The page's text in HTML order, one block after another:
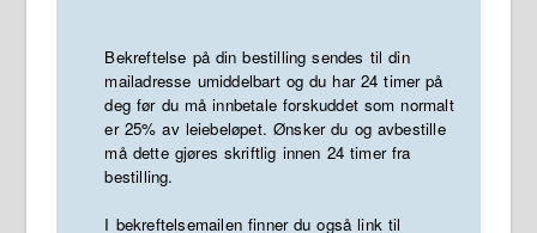
Bekreftelse på din bestilling sendes til din
mailadresse umiddelbart og du har 24 timer på
deg før du må innbetale forskuddet som normalt
er 25% av leiebeløpet. Ønsker du og avbestille
må dette gjøres skriftlig innen 24 timer fra
bestilling.
I bekreftelsemailen finner du også link til